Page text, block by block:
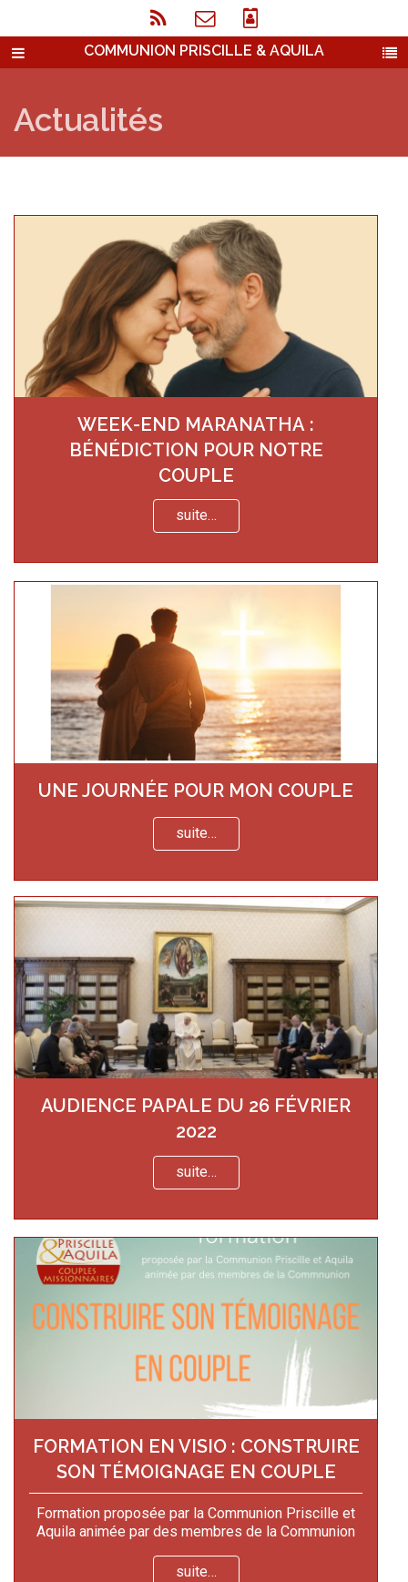
COMMUNION PRISCILLE & AQUILA
Actualités
WEEK-END MARANATHA :
BÉNÉDICTION POUR NOTRE
COUPLE
suite…
UNE JOURNÉE POUR MON COUPLE
suite…
AUDIENCE PAPALE DU 26 FÉVRIER
2022
suite…
FORMATION EN VISIO : CONSTRUIRE
SON TÉMOIGNAGE EN COUPLE
Formation proposée par la Communion Priscille et
Aquila animée par des membres de la Communion
suite…